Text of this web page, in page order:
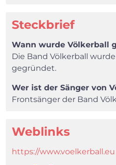
Steckbrief
Wann wurde Völkerball
Die Band Völkerball
gegründet.
Wer ist der Sänger von
Frontsänger der Band
Weblinks
https://www.voelkerball.eu